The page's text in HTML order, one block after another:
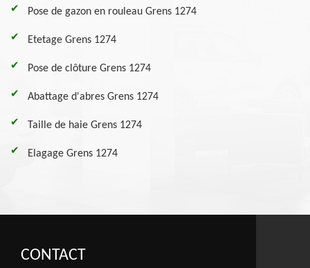
Pose de gazon en rouleau Grens 1274
Etetage Grens 1274
Pose de clôture Grens 1274
Abattage d'abres Grens 1274
Taille de haie Grens 1274
Elagage Grens 1274
CONTACT